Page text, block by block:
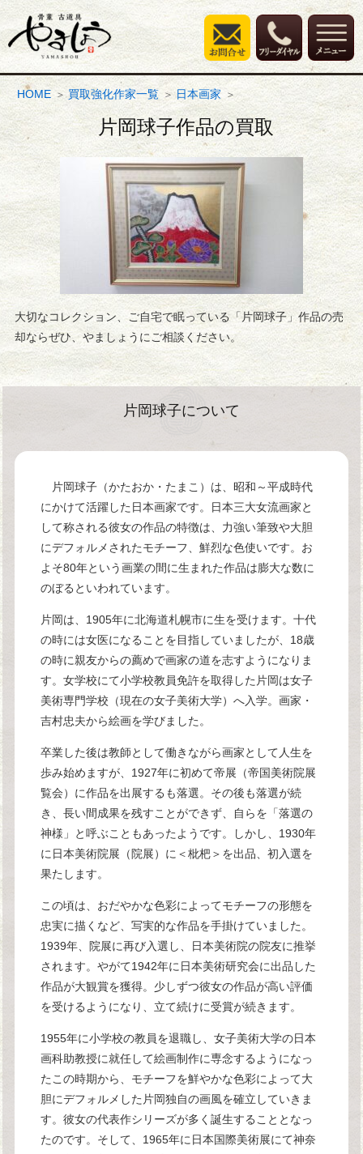
HOME 買取強化作家一覧 日本画家
片岡球子作品の買取
大切なコレクション、ご自宅で眠っている「片岡球子」作品の売
却ならぜひ、やましょうにご相談ください。
片岡球子について
片岡球子（かたおか・たまこ）は、昭和～平成時代
にかけて活躍した日本画家です。日本三大女流画家と
して称される彼女の作品の特徴は、力強い筆致や大胆
にデフォルメされたモチーフ、鮮烈な色使いです。お
よそ80年という画業の間に生まれた作品は膨大な数に
のぼるといわれています。
片岡は、1905年に北海道札幌市に生を受けます。十代
の時には女医になることを目指していましたが、18歳
の時に親友からの薦めで画家の道を志すようになりま
す。女学校にて小学校教員免許を取得した片岡は女子
美術専門学校（現在の女子美術大学）へ入学。画家・
吉村忠夫から絵画を学びました。
卒業した後は教師として働きながら画家として人生を
歩み始めますが、1927年に初めて帝展（帝国美術院展
覧会）に作品を出展するも落選。その後も落選が続
き、長い間成果を残すことができず、自らを「落選の
神様」と呼ぶこともあったようです。しかし、1930年
に日本美術院展（院展）に＜枇杷＞を出品、初入選を
果たします。
この頃は、おだやかな色彩によってモチーフの形態を
忠実に描くなど、写実的な作品を手掛けていました。
1939年、院展に再び入選し、日本美術院の院友に推挙
されます。やがて1942年に日本美術研究会に出品した
作品が大観賞を獲得。少しずつ彼女の作品が高い評価
を受けるようになり、立て続けに受賞が続きます。
1955年に小学校の教員を退職し、女子美術大学の日本
画科助教授に就任して絵画制作に専念するようになっ
たこの時期から、モチーフを鮮やかな色彩によって大
胆にデフォルメした片岡独自の画風を確立していきま
す。彼女の代表作シリーズが多く誕生することとなっ
たのです。そして、1965年に日本国際美術展にて神奈